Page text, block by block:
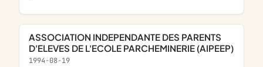
ASSOCIATION INDEPENDANTE DES PARENTS
D'ELEVES DE L'ECOLE PARCHEMINERIE (AIPEEP)
1994-08-19